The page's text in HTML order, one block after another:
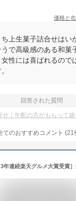
価格と
上生菓子詰合せはい
で高級感のある和菓
性には喜ばれるので
回答された質問
せ｜年配の方がもらって
てのおすすめコメント (21